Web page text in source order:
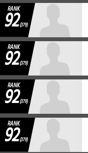
RANK
92(379)
RANK
92(379)
RANK
92(379)
RANK
92(379)